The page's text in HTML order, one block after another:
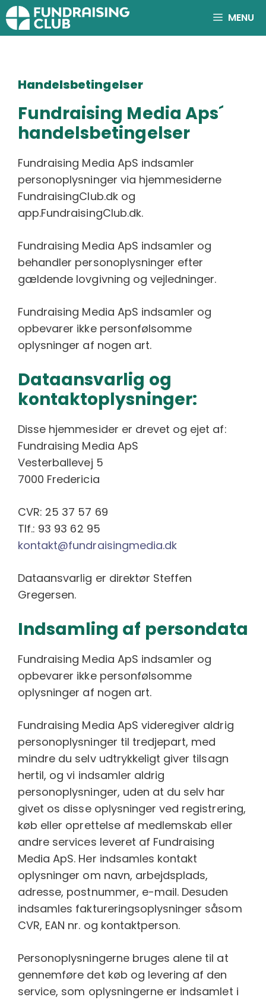
Hop
til
indhold
MENU
Handelsbetingelser
Fundraising Media Aps´
handelsbetingelser
Fundraising Media ApS indsamler
personoplysninger via hjemmesiderne
FundraisingClub.dk og
app.FundraisingClub.dk.
Fundraising Media ApS indsamler og
behandler personoplysninger efter
gældende lovgivning og vejledninger.
Fundraising Media ApS indsamler og
opbevarer ikke personfølsomme
oplysninger af nogen art.
Dataansvarlig og
kontaktoplysninger:
Disse hjemmesider er drevet og ejet af:
Fundraising Media ApS
Vesterballevej 5
7000 Fredericia
CVR: 25 37 57 69
Tlf.: 93 93 62 95
kontakt@fundraisingmedia.dk
Dataansvarlig er direktør Steffen
Gregersen.
Indsamling af persondata
Fundraising Media ApS indsamler og
opbevarer ikke personfølsomme
oplysninger af nogen art.
Fundraising Media ApS videregiver aldrig
personoplysninger til tredjepart, med
mindre du selv udtrykkeligt giver tilsagn
hertil, og vi indsamler aldrig
personoplysninger, uden at du selv har
givet os disse oplysninger ved registrering,
køb eller oprettelse af medlemskab eller
andre services leveret af Fundraising
Media ApS. Her indsamles kontakt
oplysninger om navn, arbejdsplads,
adresse, postnummer, e-mail. Desuden
indsamles faktureringsoplysninger såsom
CVR, EAN nr. og kontaktperson.
Personoplysningerne bruges alene til at
gennemføre det køb og levering af den
service, som oplysningerne er indsamlet i